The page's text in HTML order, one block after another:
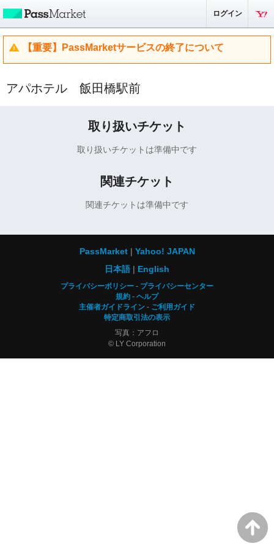
ログイン
【重要】PassMarketサービスの終了について
アパホテル 飯田橋駅前
取り扱いチケット
取り扱いチケットは準備中です
関連チケット
関連チケットは準備中です
PassMarket
Yahoo! JAPAN
日本語
English
プライバシーポリシー
プライバシーセンター
規約
ヘルプ
主催者ガイドライン
ご利用ガイド
特定商取引法の表示
写真：アフロ
© LY Corporation